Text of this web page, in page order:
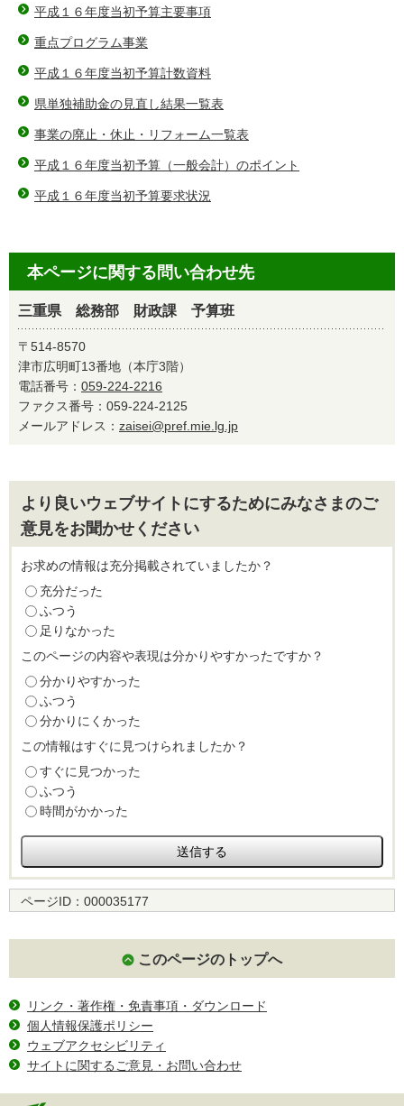
平成１６年度当初予算主要事項
重点プログラム事業
平成１６年度当初予算計数資料
県単独補助金の見直し結果一覧表
事業の廃止・休止・リフォーム一覧表
平成１６年度当初予算（一般会計）のポイント
平成１６年度当初予算要求状況
本ページに関する問い合わせ先
三重県 総務部 財政課 予算班
〒514-8570
津市広明町13番地（本庁3階）
電話番号： 059-224-2216
ファクス番号：059-224-2125
メールアドレス： zaisei@pref.mie.lg.jp
より良いウェブサイトにするためにみなさまのご
意見をお聞かせください
お求めの情報は充分掲載されていましたか？
充分だった
ふつう
足りなかった
このページの内容や表現は分かりやすかったですか？
分かりやすかった
ふつう
分かりにくかった
この情報はすぐに見つけられましたか？
すぐに見つかった
ふつう
時間がかかった
ページID： 000035177
このページのトップへ
リンク・著作権・免責事項・ダウンロード
個人情報保護ポリシー
ウェブアクセシビリティ
サイトに関するご意見・お問い合わせ